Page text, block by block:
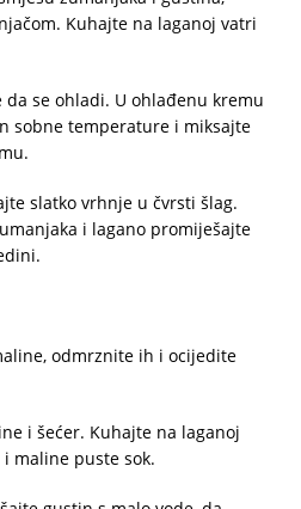
Kuhajte na laganoj vatri
se ohladi. U ohlađenu kremu
sobne temperature i miksajte
slatko vrhnje u čvrsti šlag.
i lagano promiješajte
odmrznite ih i ocijedite
i šećer. Kuhajte na laganoj
maline puste sok.